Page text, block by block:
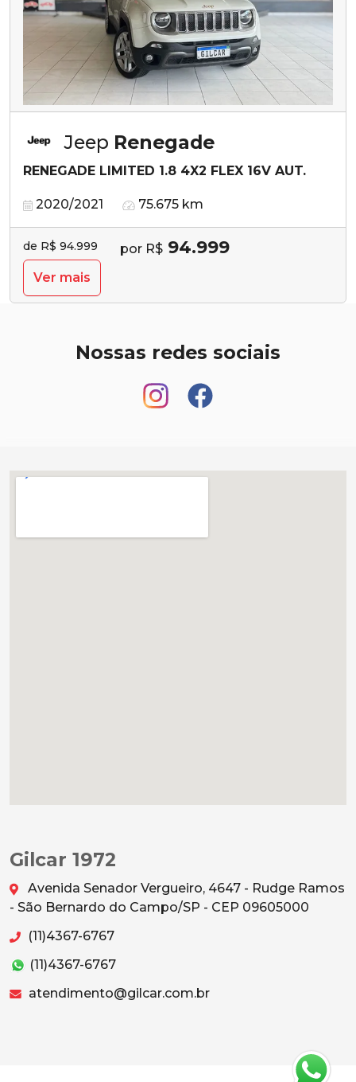
Jeep Renegade
RENEGADE LIMITED 1.8 4X2 FLEX 16V AUT.
2020/2021 75.675 km
de R$ 94.999 por R$ 94.999
Ver mais
Nossas redes sociais
Gilcar 1972
Avenida Senador Vergueiro, 4647 - Rudge Ramos
- São Bernardo do Campo/SP - CEP 09605000
(11)4367-6767
(11)4367-6767
atendimento@gilcar.com.br